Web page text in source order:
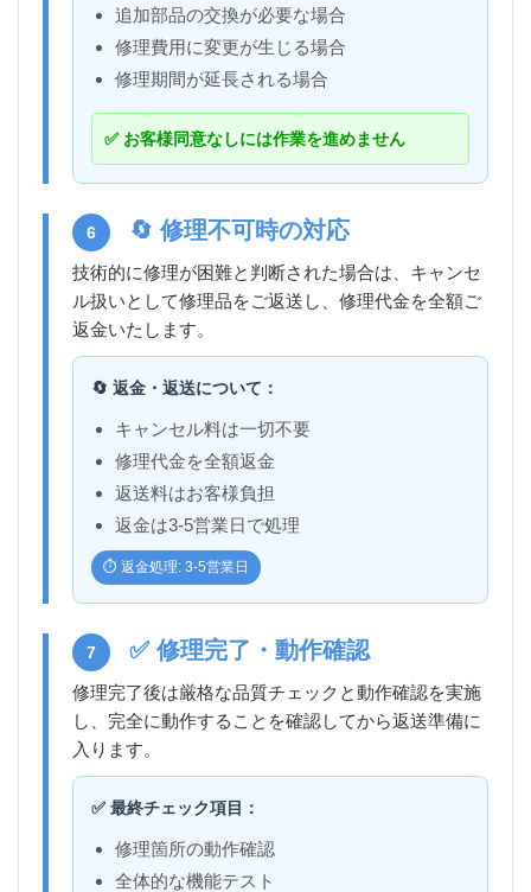
追加部品の交換が必要な場合
修理費用に変更が生じる場合
修理期間が延長される場合
✅ お客様同意なしには作業を進めません
6 🔄 修理不可時の対応
技術的に修理が困難と判断された場合は、キャンセ
ル扱いとして修理品をご返送し、修理代金を全額ご
返金いたします。
🔄 返金・返送について：
キャンセル料は一切不要
修理代金を全額返金
返送料はお客様負担
返金は3-5営業日で処理
⏱️ 返金処理: 3-5営業日
7 ✅ 修理完了・動作確認
修理完了後は厳格な品質チェックと動作確認を実施
し、完全に動作することを確認してから返送準備に
入ります。
✅ 最終チェック項目：
修理箇所の動作確認
全体的な機能テスト